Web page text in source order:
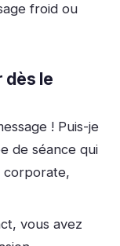
froid ou
dès le
! Puis-je
de séance qui
corporate,
vous avez